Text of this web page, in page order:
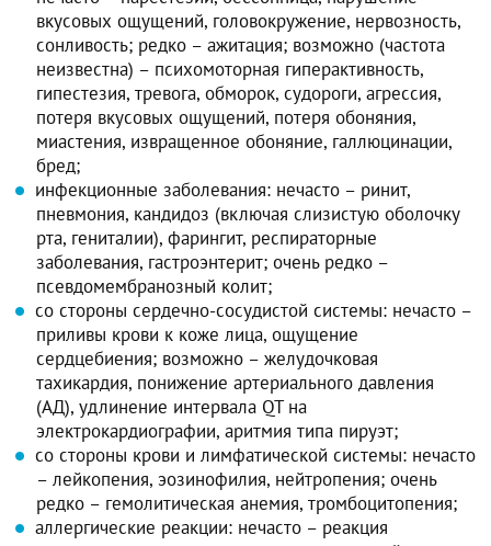
вкусовых ощущений, головокружение, нервозность,
сонливость; редко – ажитация; возможно (частота
неизвестна) – психомоторная гиперактивность,
гипестезия, тревога, обморок, судороги, агрессия,
потеря вкусовых ощущений, потеря обоняния,
миастения, извращенное обоняние, галлюцинации,
бред;
инфекционные заболевания: нечасто – ринит,
пневмония, кандидоз (включая слизистую оболочку
рта, гениталии), фарингит, респираторные
заболевания, гастроэнтерит; очень редко –
псевдомембранозный колит;
со стороны сердечно-сосудистой системы: нечасто –
приливы крови к коже лица, ощущение
сердцебиения; возможно – желудочковая
тахикардия, понижение артериального давления
(АД), удлинение интервала QT на
электрокардиографии, аритмия типа пируэт;
со стороны крови и лимфатической системы: нечасто
– лейкопения, эозинофилия, нейтропения; очень
редко – гемолитическая анемия, тромбоцитопения;
аллергические реакции: нечасто – реакция